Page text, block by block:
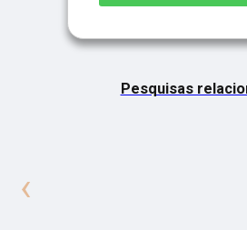
Pesquisas
‹